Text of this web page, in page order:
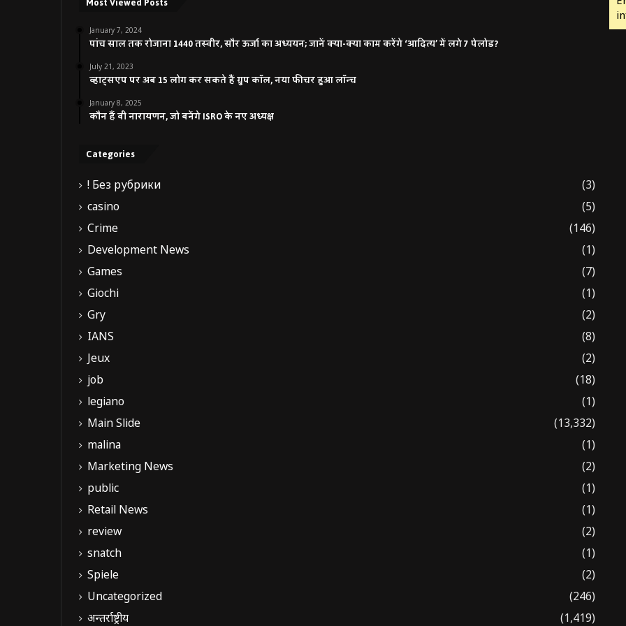
January 7, 2024
पांच साल तक रोजाना 1440 तस्वीर, सौर ऊर्जा का अध्ययन; जानें क्या-क्या काम करेंगे ‘आदित्य’ में लगे 7 पेलोड?
July 21, 2023
व्हाट्सएप पर अब 15 लोग कर सकते हैं ग्रुप कॉल, नया फीचर हुआ लॉन्च
January 8, 2025
कौन हैं वी नारायणन, जो बनेंगे ISRO के नए अध्यक्ष
Categories
! Без рубрики
(3)
casino
(5)
Crime
(146)
Development News
(1)
Games
(7)
Giochi
(1)
Gry
(2)
IANS
(8)
Jeux
(2)
job
(18)
legiano
(1)
Main Slide
(13,332)
malina
(1)
Marketing News
(2)
public
(1)
Retail News
(1)
review
(2)
snatch
(1)
Spiele
(2)
Uncategorized
(246)
अन्तर्राष्ट्रीय
(1,419)